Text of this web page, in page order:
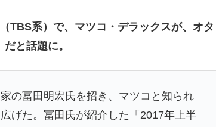
TBS系）で、マツコ・デラックスが、オタ
と話題に。
の冨田明宏氏を招き、マツコと知られ
げた。冨田氏が紹介した「2017年上半